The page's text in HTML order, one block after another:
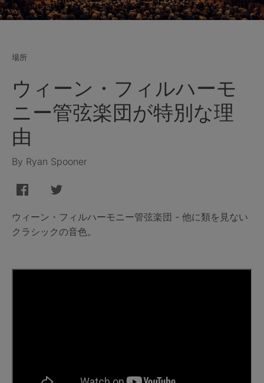
場所
ウィーン・フィルハーモ
ニー管弦楽団が特別な理
由
By Ryan Spooner
ウィーン・フィルハーモニー管弦楽団 - 他に類を見ない
クラシックの音色。